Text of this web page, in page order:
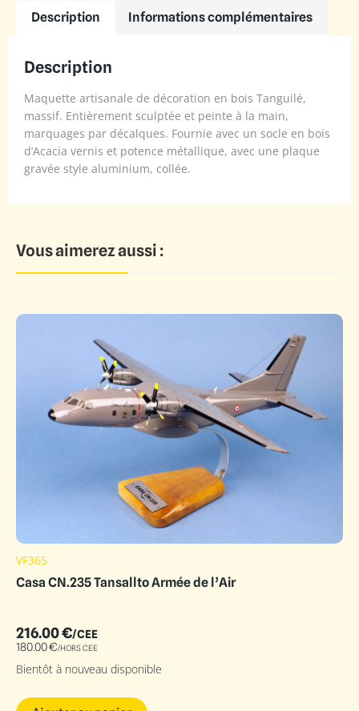
Description Informations complémentaires
Description
Maquette artisanale de décoration en bois Tanguilé,
massif. Entièrement sculptée et peinte à la main,
marquages par décalques. Fournie avec un socle en bois
d’Acacia vernis et potence métallique, avec une plaque
gravée style aluminium, collée.
Vous aimerez aussi :
VF365
Casa CN.235 Tansallto Armée de l’Air
216.00€/CEE
180.00€/HORS CEE
Bientôt à nouveau disponible